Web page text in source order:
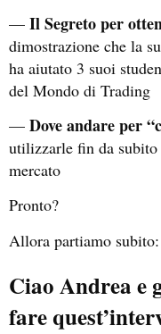
— Il Segreto per
dimostrazione che la
ha aiutato 3 suoi
del Mondo di Trading
— Dove andare per
utilizzarle fin da
mercato
Pronto?
Allora partiamo subito:
Ciao Andrea e
fare